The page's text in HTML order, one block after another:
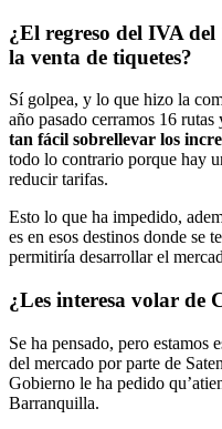
¿El regreso del IVA
la venta de tiquetes?
Sí golpea, y lo que hizo la
año pasado cerramos 16
tan fácil sobrellevar los
todo lo contrario porque hay
reducir tarifas.
Esto lo que ha impedido,
es en esos destinos donde se
permitiría desarrollar el
¿Les interesa volar de
Se ha pensado, pero estamos
del mercado por parte de
Gobierno le ha pedido
Barranquilla.